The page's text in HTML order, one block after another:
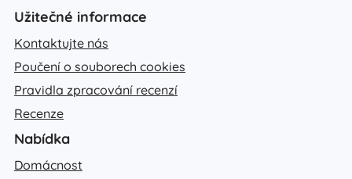
Užitečné informace
Kontaktujte nás
Poučení o souborech cookies
Pravidla zpracování recenzí
Recenze
Nabídka
Domácnost